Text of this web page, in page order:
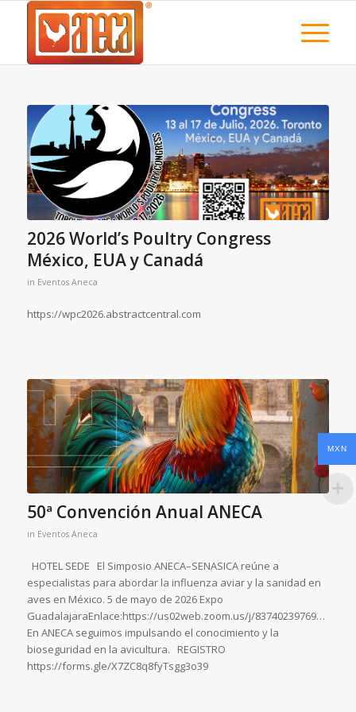
2026 World’s Poultry Congress
México, EUA y Canadá
in Eventos Aneca
https://wpc2026.abstractcentral.com
50ª Convención Anual ANECA
in Eventos Aneca
HOTEL SEDE El Simposio ANECA–SENASICA reúne a
especialistas para abordar la influenza aviar y la sanidad en
aves en México. 5 de mayo de 2026 Expo
GuadalajaraEnlace:https://us02web.zoom.us/j/83740239769…
En ANECA seguimos impulsando el conocimiento y la
bioseguridad en la avicultura. REGISTRO
https://forms.gle/X7ZC8q8fyTsgg3o39
MXN